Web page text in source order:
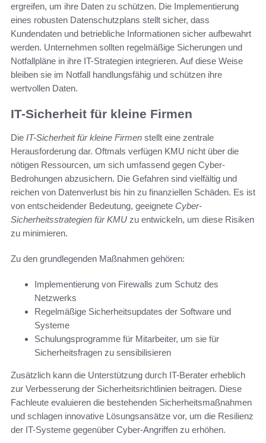
ergreifen, um ihre Daten zu schützen. Die Implementierung
eines robusten Datenschutzplans stellt sicher, dass
Kundendaten und betriebliche Informationen sicher aufbewahrt
werden. Unternehmen sollten regelmäßige Sicherungen und
Notfallpläne in ihre IT-Strategien integrieren. Auf diese Weise
bleiben sie im Notfall handlungsfähig und schützen ihre
wertvollen Daten.
IT-Sicherheit für kleine Firmen
Die IT-Sicherheit für kleine Firmen stellt eine zentrale
Herausforderung dar. Oftmals verfügen KMU nicht über die
nötigen Ressourcen, um sich umfassend gegen Cyber-
Bedrohungen abzusichern. Die Gefahren sind vielfältig und
reichen von Datenverlust bis hin zu finanziellen Schäden. Es ist
von entscheidender Bedeutung, geeignete Cyber-
Sicherheitsstrategien für KMU zu entwickeln, um diese Risiken
zu minimieren.
Zu den grundlegenden Maßnahmen gehören:
Implementierung von Firewalls zum Schutz des
Netzwerks
Regelmäßige Sicherheitsupdates der Software und
Systeme
Schulungsprogramme für Mitarbeiter, um sie für
Sicherheitsfragen zu sensibilisieren
Zusätzlich kann die Unterstützung durch IT-Berater erheblich
zur Verbesserung der Sicherheitsrichtlinien beitragen. Diese
Fachleute evaluieren die bestehenden Sicherheitsmaßnahmen
und schlagen innovative Lösungsansätze vor, um die Resilienz
der IT-Systeme gegenüber Cyber-Angriffen zu erhöhen.